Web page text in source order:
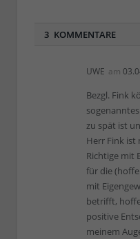
3 KOMMENTARE
UWE am
Bezgl. Fink
zu spät ist
Herr Fink ist
Richtige mit
für die
mit
betrifft,
positive
meinem